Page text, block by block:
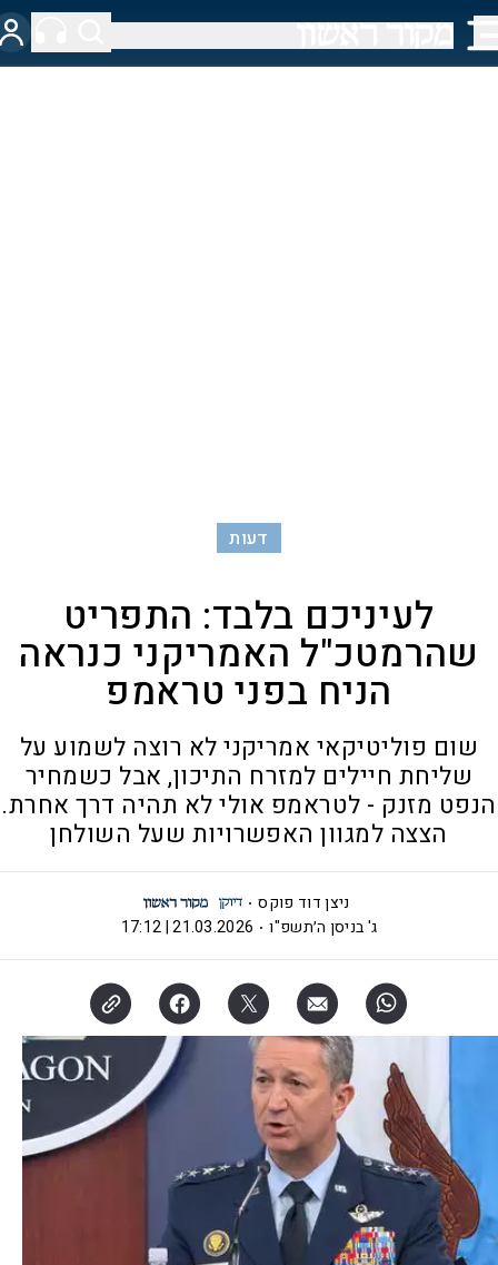
דעות
לעיניכם בלבד: התפריט
שהרמטכ"ל האמריקני כנראה
הניח בפני טראמפ
שום פוליטיקאי אמריקני לא רוצה לשמוע על
שליחת חיילים למזרח התיכון, אבל כשמחיר
הנפט מזנק - לטראמפ אולי לא תהיה דרך אחרת.
הצצה למגוון האפשרויות שעל השולחן
ניצן דוד פוקס
ג' בניסן ה׳תשפ"ו
21.03.2026 | 17:12